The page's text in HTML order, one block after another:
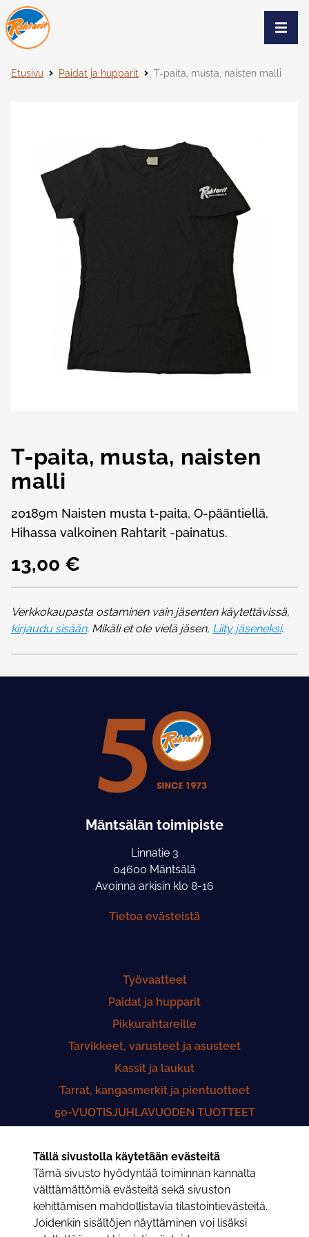
Tällä sivustolla käytetään evästeitä
Tämä sivusto hyödyntää toiminnan kannalta
välttämättömiä evästeitä sekä sivuston
kehittämisen mahdollistavia tilastointievästeitä.
Joidenkin sisältöjen näyttäminen voi lisäksi
Siirry sivun sisältöön
Etusivu Paidat ja hupparit T-paita, musta, naisten malli
T-paita, musta, naisten
malli
20189m Naisten musta t-paita, O-pääntiellä.
Hihassa valkoinen Rahtarit -painatus.
13,00 €
Verkkokaupasta ostaminen vain jäsenten käytettävissä,
kirjaudu sisään. Mikäli et ole vielä jäsen, Liity jäseneksi.
Mäntsälän toimipiste
Linnatie 3
04600 Mäntsälä
Avoinna arkisin klo 8-16
Tietoa evästeistä
Työvaatteet
Paidat ja hupparit
Pikkurahtareille
Tarvikkeet, varusteet ja asusteet
Kassit ja laukut
Tarrat, kangasmerkit ja pientuotteet
50-VUOTISJUHLAVUODEN TUOTTEET
50-VUOTISHISTORIIKKI
Saunatuotteet